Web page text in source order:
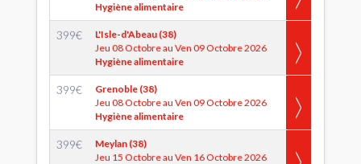
Hygiène alimentaire
399€
L'Isle-d'Abeau (38)
Jeu 08 Octobre au Ven 09 Octobre 2026
Hygiène alimentaire
399€
Grenoble (38)
Jeu 08 Octobre au Ven 09 Octobre 2026
Hygiène alimentaire
399€
Meylan (38)
Jeu 15 Octobre au Ven 16 Octobre 2026